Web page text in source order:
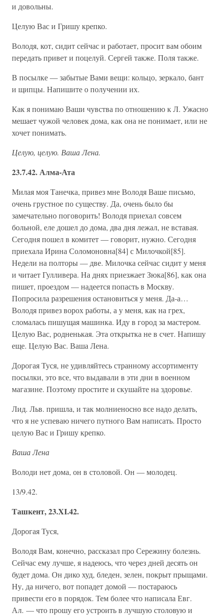
и довольны.
Целую Вас и Гришу крепко.
Володя, кот, сидит сейчас и работает, просит вам обоим
передать привет и поцелуй. Сергей также. Поля также.
В посылке — забытые Вами вещи: кольцо, зеркало, бант
и щипцы. Напишите о получении их.
Как я понимаю Ваши чувства по отношению к Л. Ужасно
мешает чужой человек дома, как она не понимает, или не
хочет понимать.
Целую, целую. Ваша Лена.
23.7.42. Алма-Ата
Милая моя Танечка, привез мне Володя Ваше письмо,
очень грустное по существу. Да, очень было бы
замечательно поговорить! Володя приехал совсем
больной, еле дошел до дома, два дня лежал, не вставая.
Сегодня пошел в комитет — говорит, нужно. Сегодня
приехала Ирина Соломоновна[84] с Милочкой[85].
Недели на полторы — две. Милочка сейчас сидит у меня
и читает Гулливера. На днях приезжает Зюка[86], как она
пишет, проездом — надеется попасть в Москву.
Попросила разрешения остановиться у меня. Да-а…
Володя привез ворох работы, а у меня, как на грех,
сломалась пишущая машинка. Иду в город за мастером.
Целую Вас, родненькая. Эта открытка не в счет. Напишу
еще. Целую Вас. Ваша Лена.
Дорогая Туся, не удивляйтесь странному ассортименту
посылки, это все, что выдавали в эти дни в военном
магазине. Поэтому простите и скушайте на здоровье.
Лид. Льв. пришла, и так молниеносно все надо делать,
что я не успеваю ничего путного Вам написать. Просто
целую Вас и Гришу крепко.
Ваша Лена
Володи нет дома, он в столовой. Он — молодец.
13/9.42.
Ташкент, 23.XI.42.
Дорогая Туся,
Володя Вам, конечно, рассказал про Сережину болезнь.
Сейчас ему лучше, я надеюсь, что через дней десять он
будет дома. Он дико худ, бледен, зелен, покрыт прыщами.
Ну, да ничего, вот попадет домой — постараюсь
привести его в порядок. Тем более что написала Евг.
Ал. — что прошу его устроить в лучшую столовую и